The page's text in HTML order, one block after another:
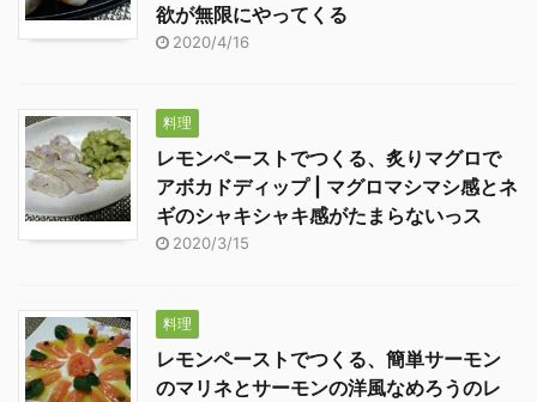
欲が無限にやってくる
2020/4/16
料理
レモンペーストでつくる、炙りマグロで
アボカドディップ | マグロマシマシ感とネ
ギのシャキシャキ感がたまらないっス
2020/3/15
料理
レモンペーストでつくる、簡単サーモン
のマリネとサーモンの洋風なめろうのレ